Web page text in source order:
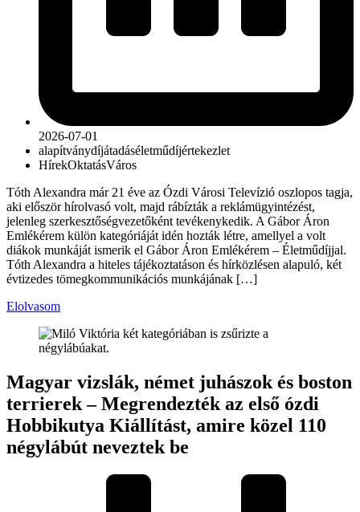
2026-07-01
alapítványdíjátadáséletműdíjértekezlet
HírekOktatásVáros
Tóth Alexandra már 21 éve az Ózdi Városi Televízió oszlopos tagja,
aki először hírolvasó volt, majd rábízták a reklámügyintézést,
jelenleg szerkesztőségvezetőként tevékenykedik. A Gábor Áron
Emlékérem külön kategóriáját idén hozták létre, amellyel a volt
diákok munkáját ismerik el Gábor Áron Emlékérem – Életműdíjjal.
Tóth Alexandra a hiteles tájékoztatáson és hírközlésen alapuló, két
évtizedes tömegkommunikációs munkájának […]
Elolvasom
Magyar vizslák, német juhászok és boston
terrierek – Megrendezték az első ózdi
Hobbikutya Kiállítást, amire közel 110
négylábút neveztek be